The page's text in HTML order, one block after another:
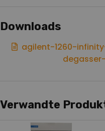
Downloads
agilent-1260-
Verwandte